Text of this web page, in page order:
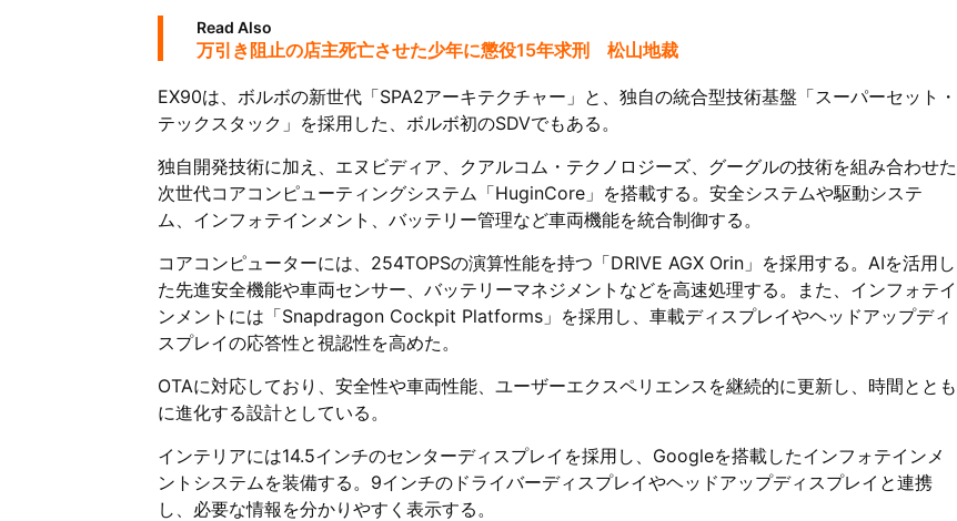
Read Also
万引き阻止の店主死亡させた少年に懲役15年求刑 松山地裁
EX90は、ボルボの新世代「SPA2アーキテクチャー」と、独自の統合型技術基盤「スーパーセット・
テックスタック」を採用した、ボルボ初のSDVでもある。
独自開発技術に加え、エヌビディア、クアルコム・テクノロジーズ、グーグルの技術を組み合わせた
次世代コアコンピューティングシステム「HuginCore」を搭載する。安全システムや駆動システ
ム、インフォテインメント、バッテリー管理など車両機能を統合制御する。
コアコンピューターには、254TOPSの演算性能を持つ「DRIVE AGX Orin」を採用する。AIを活用し
た先進安全機能や車両センサー、バッテリーマネジメントなどを高速処理する。また、インフォテイ
ンメントには「Snapdragon Cockpit Platforms」を採用し、車載ディスプレイやヘッドアップディ
スプレイの応答性と視認性を高めた。
OTAに対応しており、安全性や車両性能、ユーザーエクスペリエンスを継続的に更新し、時間ととも
に進化する設計としている。
インテリアには14.5インチのセンターディスプレイを採用し、Googleを搭載したインフォテインメ
ントシステムを装備する。9インチのドライバーディスプレイやヘッドアップディスプレイと連携
し、必要な情報を分かりやすく表示する。